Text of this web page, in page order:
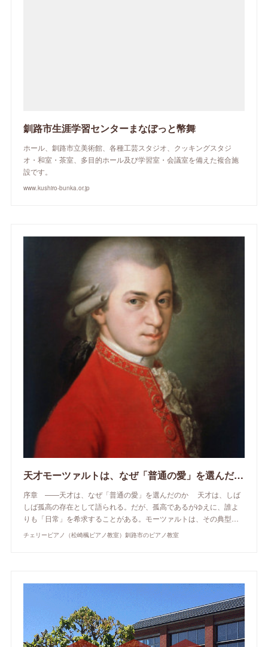
釧路市生涯学習センターまなぼっと幣舞
ホール、釧路市立美術館、各種工芸スタジオ、クッキングスタジ
オ・和室・茶室、多目的ホール及び学習室・会議室を備えた複合施
設です。
www.kushiro-bunka.or.jp
天才モーツァルトは、なぜ「普通の愛」を選んだのか
序章 ——天才は、なぜ「普通の愛」を選んだのか 天才は、しば
しば孤高の存在として語られる。だが、孤高であるがゆえに、誰よ
りも「日常」を希求することがある。モーツァルトは、その典型…
チェリーピアノ（松崎楓ピアノ教室）釧路市のピアノ教室